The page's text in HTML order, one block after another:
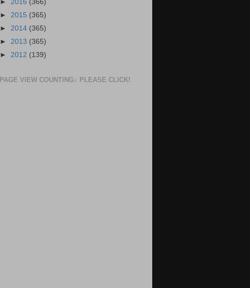
► 2016 (366)
► 2015 (365)
► 2014 (365)
► 2013 (365)
► 2012 (139)
PAGE VIEW COUNTING♪ PLEASE CLICK!